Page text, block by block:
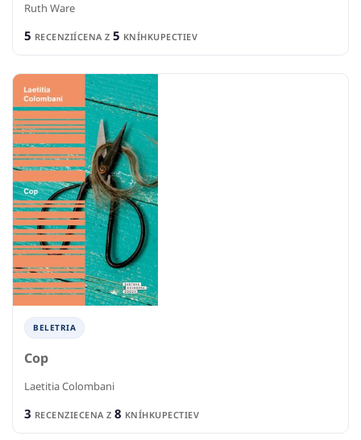
Ruth Ware
5 RECENZIÍCENA Z 5 KNÍHKUPECTIEV
BELETRIA
Cop
Laetitia Colombani
3 RECENZIECENA Z 8 KNÍHKUPECTIEV